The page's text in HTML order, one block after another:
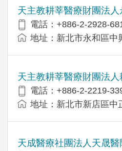
天主教耕莘醫療財團法
電話：+886-2-2928-
地址：新北市永和區中
天主教耕莘醫療財團法
電話：+886-2-2219-
地址：新北市新店區中
天成醫療社團法人天晟醫